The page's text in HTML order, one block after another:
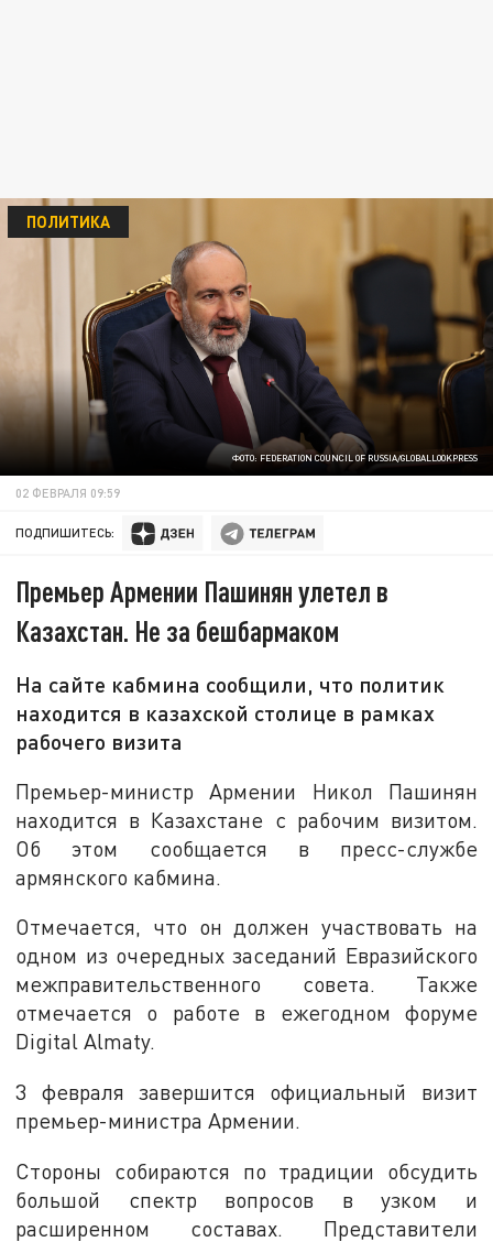
ФОТО: FEDERATION COUNCIL OF RUSSIA/GLOBALLOOKPRESS
ПОЛИТИКА
02 ФЕВРАЛЯ 09:59
ПОДПИШИТЕСЬ:
Премьер Армении Пашинян улетел в
Казахстан. Не за бешбармаком
На сайте кабмина сообщили, что политик
находится в казахской столице в рамках
рабочего визита
Премьер-министр Армении Никол Пашинян
находится в Казахстане с рабочим визитом.
Об этом сообщается в пресс-службе
армянского кабмина.
Отмечается, что он должен участвовать на
одном из очередных заседаний Евразийского
межправительственного совета. Также
отмечается о работе в ежегодном форуме
Digital Almaty.
3 февраля завершится официальный визит
премьер-министра Армении.
Стороны собираются по традиции обсудить
большой спектр вопросов в узком и
расширенном составах. Представители